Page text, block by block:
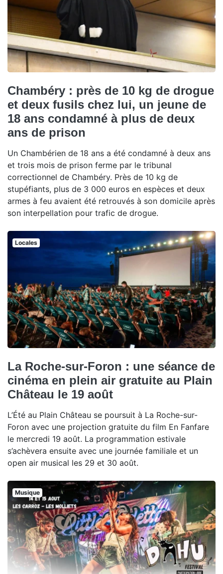
Chambéry : près de 10 kg de drogue
et deux fusils chez lui, un jeune de
18 ans condamné à plus de deux
ans de prison
Un Chambérien de 18 ans a été condamné à deux ans
et trois mois de prison ferme par le tribunal
correctionnel de Chambéry. Près de 10 kg de
stupéfiants, plus de 3 000 euros en espèces et deux
armes à feu avaient été retrouvés à son domicile après
son interpellation pour trafic de drogue.
Locales
La Roche-sur-Foron : une séance de
cinéma en plein air gratuite au Plain
Château le 19 août
L’Été au Plain Château se poursuit à La Roche-sur-
Foron avec une projection gratuite du film En Fanfare
le mercredi 19 août. La programmation estivale
s’achèvera ensuite avec une journée familiale et un
open air musical les 29 et 30 août.
Musique